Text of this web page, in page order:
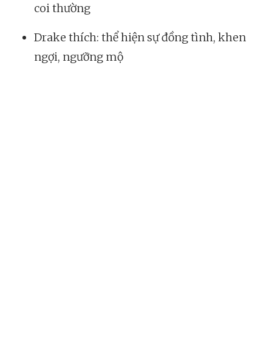
coi thường
Drake thích: thể hiện sự đồng tình, khen
ngợi, ngưỡng mộ